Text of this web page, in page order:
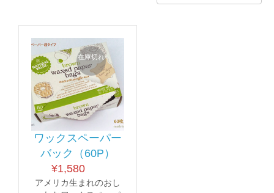
ワックスペーパー
バック（60P）
¥1,580
アメリカ生まれのおし
在庫切れ